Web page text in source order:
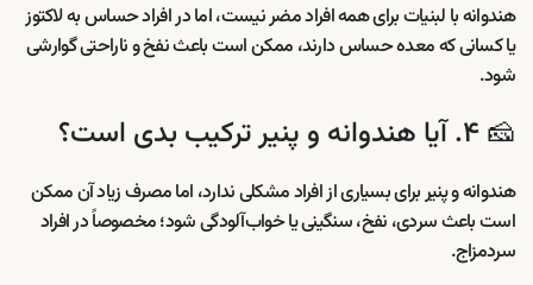
هندوانه با لبنیات برای همه افراد مضر نیست، اما در افراد حساس به لاکتوز
یا کسانی که معده حساس دارند، ممکن است باعث نفخ و ناراحتی گوارشی
شود.
🧀 ۴. آیا هندوانه و پنیر ترکیب بدی است؟
هندوانه و پنیر برای بسیاری از افراد مشکلی ندارد، اما مصرف زیاد آن ممکن
است باعث سردی، نفخ، سنگینی یا خواب‌آلودگی شود؛ مخصوصاً در افراد
سردمزاج.